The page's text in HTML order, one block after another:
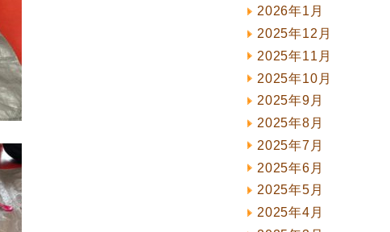
2026年1月
2025年12月
2025年11月
2025年10月
2025年9月
2025年8月
2025年7月
2025年6月
2025年5月
2025年4月